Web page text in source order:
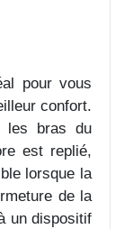
pour vous
confort.
les bras du
est replié,
lorsque la
de la
un dispositif